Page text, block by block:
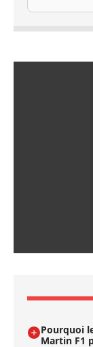
Pourquoi
Martin F1